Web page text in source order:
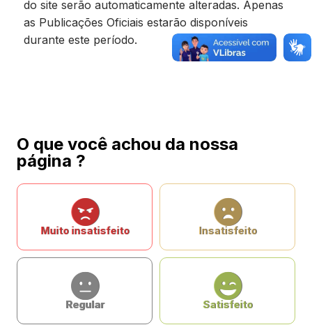
do site serão automaticamente alteradas. Apenas
as Publicações Oficiais estarão disponíveis
durante este período.
O que você achou da nossa
página ?
Muito insatisfeito Insatisfeito
Regular Satisfeito